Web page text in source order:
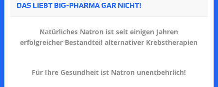
DAS LIEBT BIG-PHARMA GAR NICHT!
Natürliches Natron ist seit einigen Jahren
erfolgreicher Bestandteil alternativer Krebstherapien
Für Ihre Gesundheit ist Natron unentbehrlich!